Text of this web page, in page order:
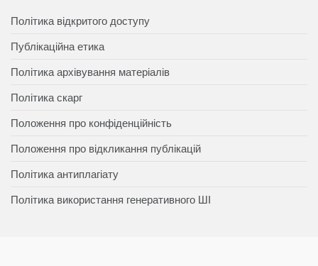
Політика відкритого доступу
Публікаційна етика
Політика архівування матеріалів
Політика скарг
Положення про конфіденційність
Положення про відкликання публікацій
Політика антиплагіату
Політика використання генеративного ШІ